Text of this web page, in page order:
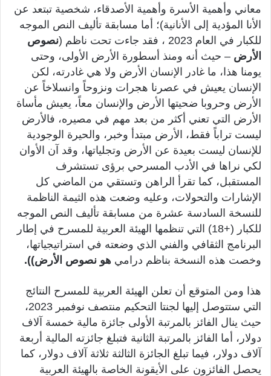
معاني وأهمية الأسرة وأهمية الأصدقاء، شخصية تبتعد عن
الأنا المؤدية إلى الأنانية)؛ أما مسابقة تأليف النص الموجه
للكبار في العام 2023 ، فقد جاءت تحت ناظم (
نصوص
الأرض – حيث أنه ومنذ أسطورة الأرض الأولى، وحتى
يومنا هذا، ما غادر الإنسان الأرض ولا هي غادرته، لكن
الإنسان يعيش في عصرنا هجرات ونزوحاً وانسلاخاً عن
الأرض وحروبا ضحيتها الأرض والإنسان معاً، يعيش مأساة
الأرض التي تعني أكثر من بعد مهم في مصيره، فالأرض
ليست تراباً فقط، الأرض مبتدأ وخبر، والحيرة الوجودية
للإنسان ليست بعيدة عن الأرض وتجلياتها، وقد آن الأوان
لكي نراها في الأدب المسرحي برؤى تستشرف
المستقبل، كما تقرأ الراهن وتستقي من الماضي كل
الإشارات والتحولات، وعليه وضعت هذه الثيمة الناظمة
للنسخة السادسة عشرة من مسابقة تأليف النص الموجه
للكبار (+18) التي تنظمها الهيئة العربية للمسرح في إطار
البرنامج الثقافي والفني الذي وضعته في استراتيجياتها،
وخصت هذه النسخة بناظم درامي هو نصوص الأرض)).
هذا ومن المتوقع أن تعلن الهيئة العربية للمسرح النتائج
التي ستتوصل إليها لجنتا التحكيم منتصف نوفمبر 2023،
حيث ينال الفائز بالمرتبة الأولى جائزة مالية خمسة آلاف
دولار، أما الفائز بالمرتبة الثانية فتبلغ جائزته المالية أربعة
آلاف دولار، فيما تبلغ الجائزة الثالثة ثلاثة آلاف دولار، كما
يحصل الفائزون على الأيقونة الخاصة بالهيئة العربية